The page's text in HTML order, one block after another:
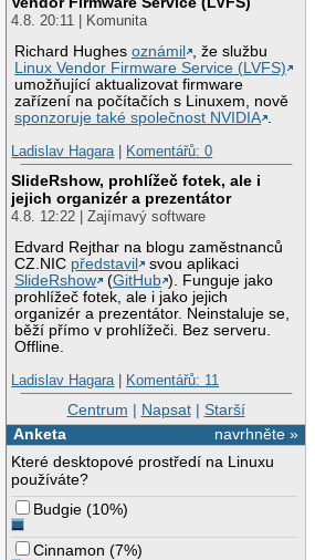
4.8. 20:11 | Komunita
Richard Hughesoznámil
, že službu
Linux Vendor Firmware Service (LVFS)
umožňující aktualizovat firmware
zařízení na počítačích s Linuxem, nově
sponzoruje také společnost NVIDIA .
Ladislav Hagara| Komentářů: 0
SlideRshow, prohlížeč fotek, ale i
jejich organizér a prezentátor
4.8. 12:22 | Zajímavý software
Edvard Rejthar na blogu zaměstnanců
CZ.NIC představil
svou aplikaci
SlideRshow
(GitHub ). Funguje jako
prohlížeč fotek, ale i jako jejich
organizér a prezentátor. Neinstaluje se,
běží přímo v prohlížeči. Bez serveru.
Offline.
Ladislav Hagara| Komentářů: 11
Centrum | Napsat| Starší
navrhněte »
Anketa
Které desktopové prostředí na Linuxu
používáte?
Budgie (10%)
Cinnamon (7%)